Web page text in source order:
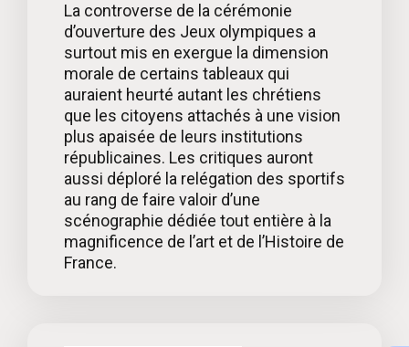
La controverse de la cérémonie
d’ouverture des Jeux olympiques a
surtout mis en exergue la dimension
morale de certains tableaux qui
auraient heurté autant les chrétiens
que les citoyens attachés à une vision
plus apaisée de leurs institutions
républicaines. Les critiques auront
aussi déploré la relégation des sportifs
au rang de faire valoir d’une
scénographie dédiée tout entière à la
magnificence de l’art et de l’Histoire de
France.